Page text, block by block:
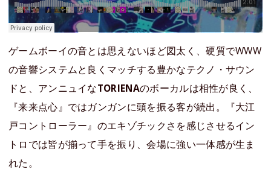
ゲームボーイの音とは思えないほど図太く、硬質でWWW
の音響システムと良くマッチする豊かなテクノ・サウン
ドと、アンニュイなTORIENAのボーカルは相性が良く、
『来来点心』ではガンガンに頭を振る客が続出。『大江
戸コントローラー』のエキゾチックさを感じさせるイン
トロでは皆が揃って手を振り、会場に強い一体感が生ま
れた。